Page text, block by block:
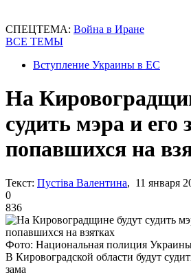
СПЕЦТЕМА: Война в Иране
ВСЕ ТЕМЫ
Вступление Украины в ЕС
На
судить мэра и его
попавшихся на
Текст: Пустіва Валентина, 11 января
0
836
Фото: Национальная полиция
В Кировоградской области будут
зама